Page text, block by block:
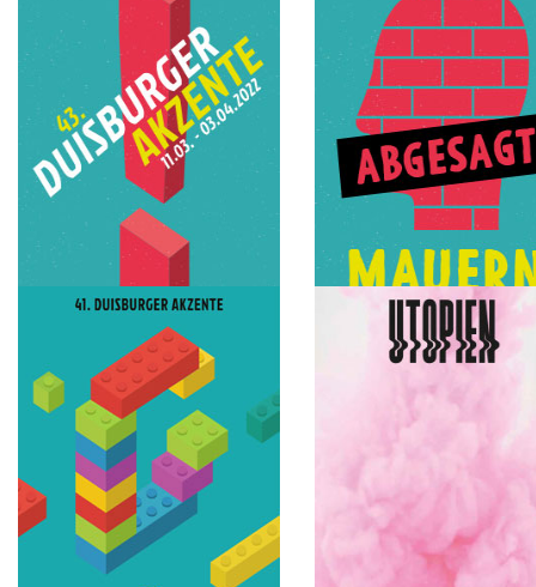
2024
Familienbande
2023
2022 2021
Mauern